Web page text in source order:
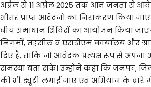
अप्रैल से 11 अप्रैल 2025 तक आम जनता से
भीतर प्राप्त आवेदनों का निराकरण किया
बीच समाधान शिविरों का आयोजन किया
निगमों, तहसील व एसडीएम कार्यालय और
दिए है, ताकि जो आवेदक प्रत्यक्ष रूप से
समस्या बता सके। उन्होंने कहा कि जनपद,
की भी ड्यूटी लगाई जाए एवं अभियान के बारे में